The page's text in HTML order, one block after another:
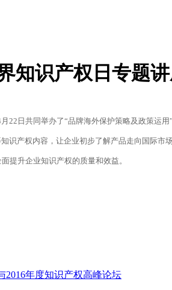
知识产权日专题
22日共同举办了“品牌海外保护策略及政策运
识产权内容，让企业初步了解产品走向国际
提升企业知识产权的质量和效益。
2016年度知识产权高峰论坛